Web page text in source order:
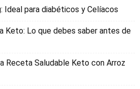
Ideal para diabéticos y Celíacos
Keto: Lo que debes saber antes de
Receta Saludable Keto con Arroz